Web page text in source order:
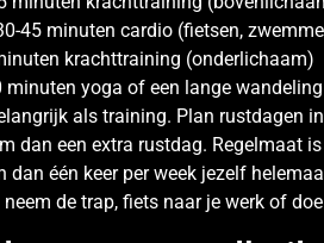
45 minuten cardio (fietsen,
krachttraining (onderlichaam)
minuten yoga of een lange wandeling
als training. Plan rustdagen
dan een extra rustdag. Regelmaat
dan één keer per week jezelf
de trap, fiets naar je werk of